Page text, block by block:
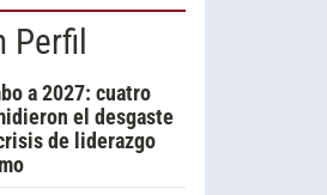
Perfil
a 2027: cuatro
el desgaste
de liderazgo